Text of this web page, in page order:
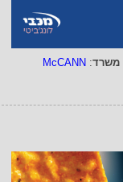
משרד:
McCANN